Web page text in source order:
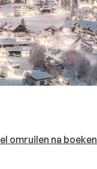
omruilen na boeken